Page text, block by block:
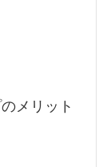
メリット